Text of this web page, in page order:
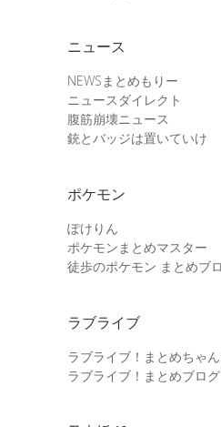
ニュース
NEWSまとめもりー
ニュースダイレクト
腹筋崩壊ニュース
銃とバッジは置いていけ
ポケモン
ぽけりん
ポケモンまとめマスター
徒歩のポケモン まとめブ
ラブライブ
ラブライブ！まとめちゃん
ラブライブ！まとめブロ